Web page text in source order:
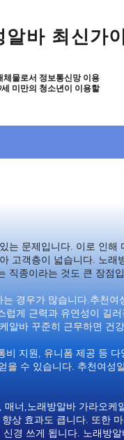
바 최신가이
물로서 정보통신망 이용
미만의 청소년이 이용할
는 문제입니다. 이로 인
고객층이 넓습니다. 노
직종이라는 것도 큰 장점
경우가 많습니다.추천
게 근력과 유연성이 길
알바 꾸준히 근무하면 건
지원, 유니폼 제공 등
수 있습니다. 추천여성
너,노래방알바 가라오
상 효과도 큽니다. 또한
경 쓰게 됩니다. 노래방